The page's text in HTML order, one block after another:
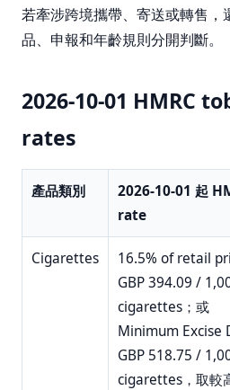
若牽涉跨境攜帶、寄送或轉售，
品、申報和年齡規則分開判斷。
2026-10-01 HMRC
rates
產品類別
2026-10-01 起
rate
Cigarettes
16.5% of retail
GBP 394.09 /
cigarettes；或
Minimum Excise
GBP 518.75 /
cigarettes，取較